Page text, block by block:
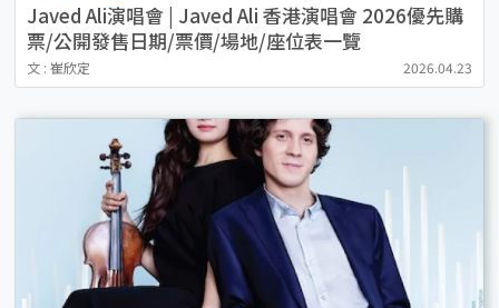
Javed Ali演唱會 | Javed Ali 香港演唱會 2026優先購
票/公開發售日期/票價/場地/座位表一覽
文 : 崔欣定 2026.04.23